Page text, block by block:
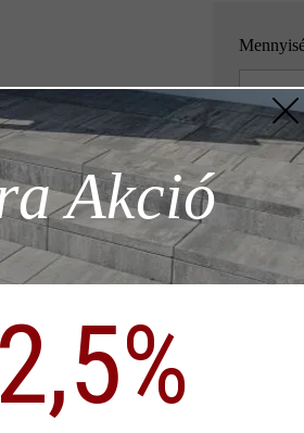
= 1 db
Akció